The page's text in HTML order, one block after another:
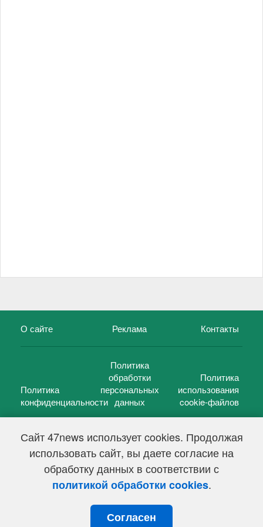
Сайт 47news использует cookies. Продолжая
использовать сайт, вы даете согласие на
обработку данных в соответствии с
политикой обработки cookies.
Согласен
О сайте Реклама Контакты
Политика
конфиденциальности
Политика
обработки
персональных
данных
Политика
использования
cookie-файлов
47 новостей (47 news)2005 — 2026 г.
Свидетельство о регистрации СМИ Эл № ФС 77-39848, выдано
Федеральной службой по надзору в сфере связи,
информационных технологий и массовых коммуникаций